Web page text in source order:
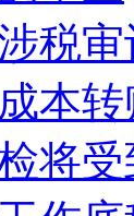
税
本转
将